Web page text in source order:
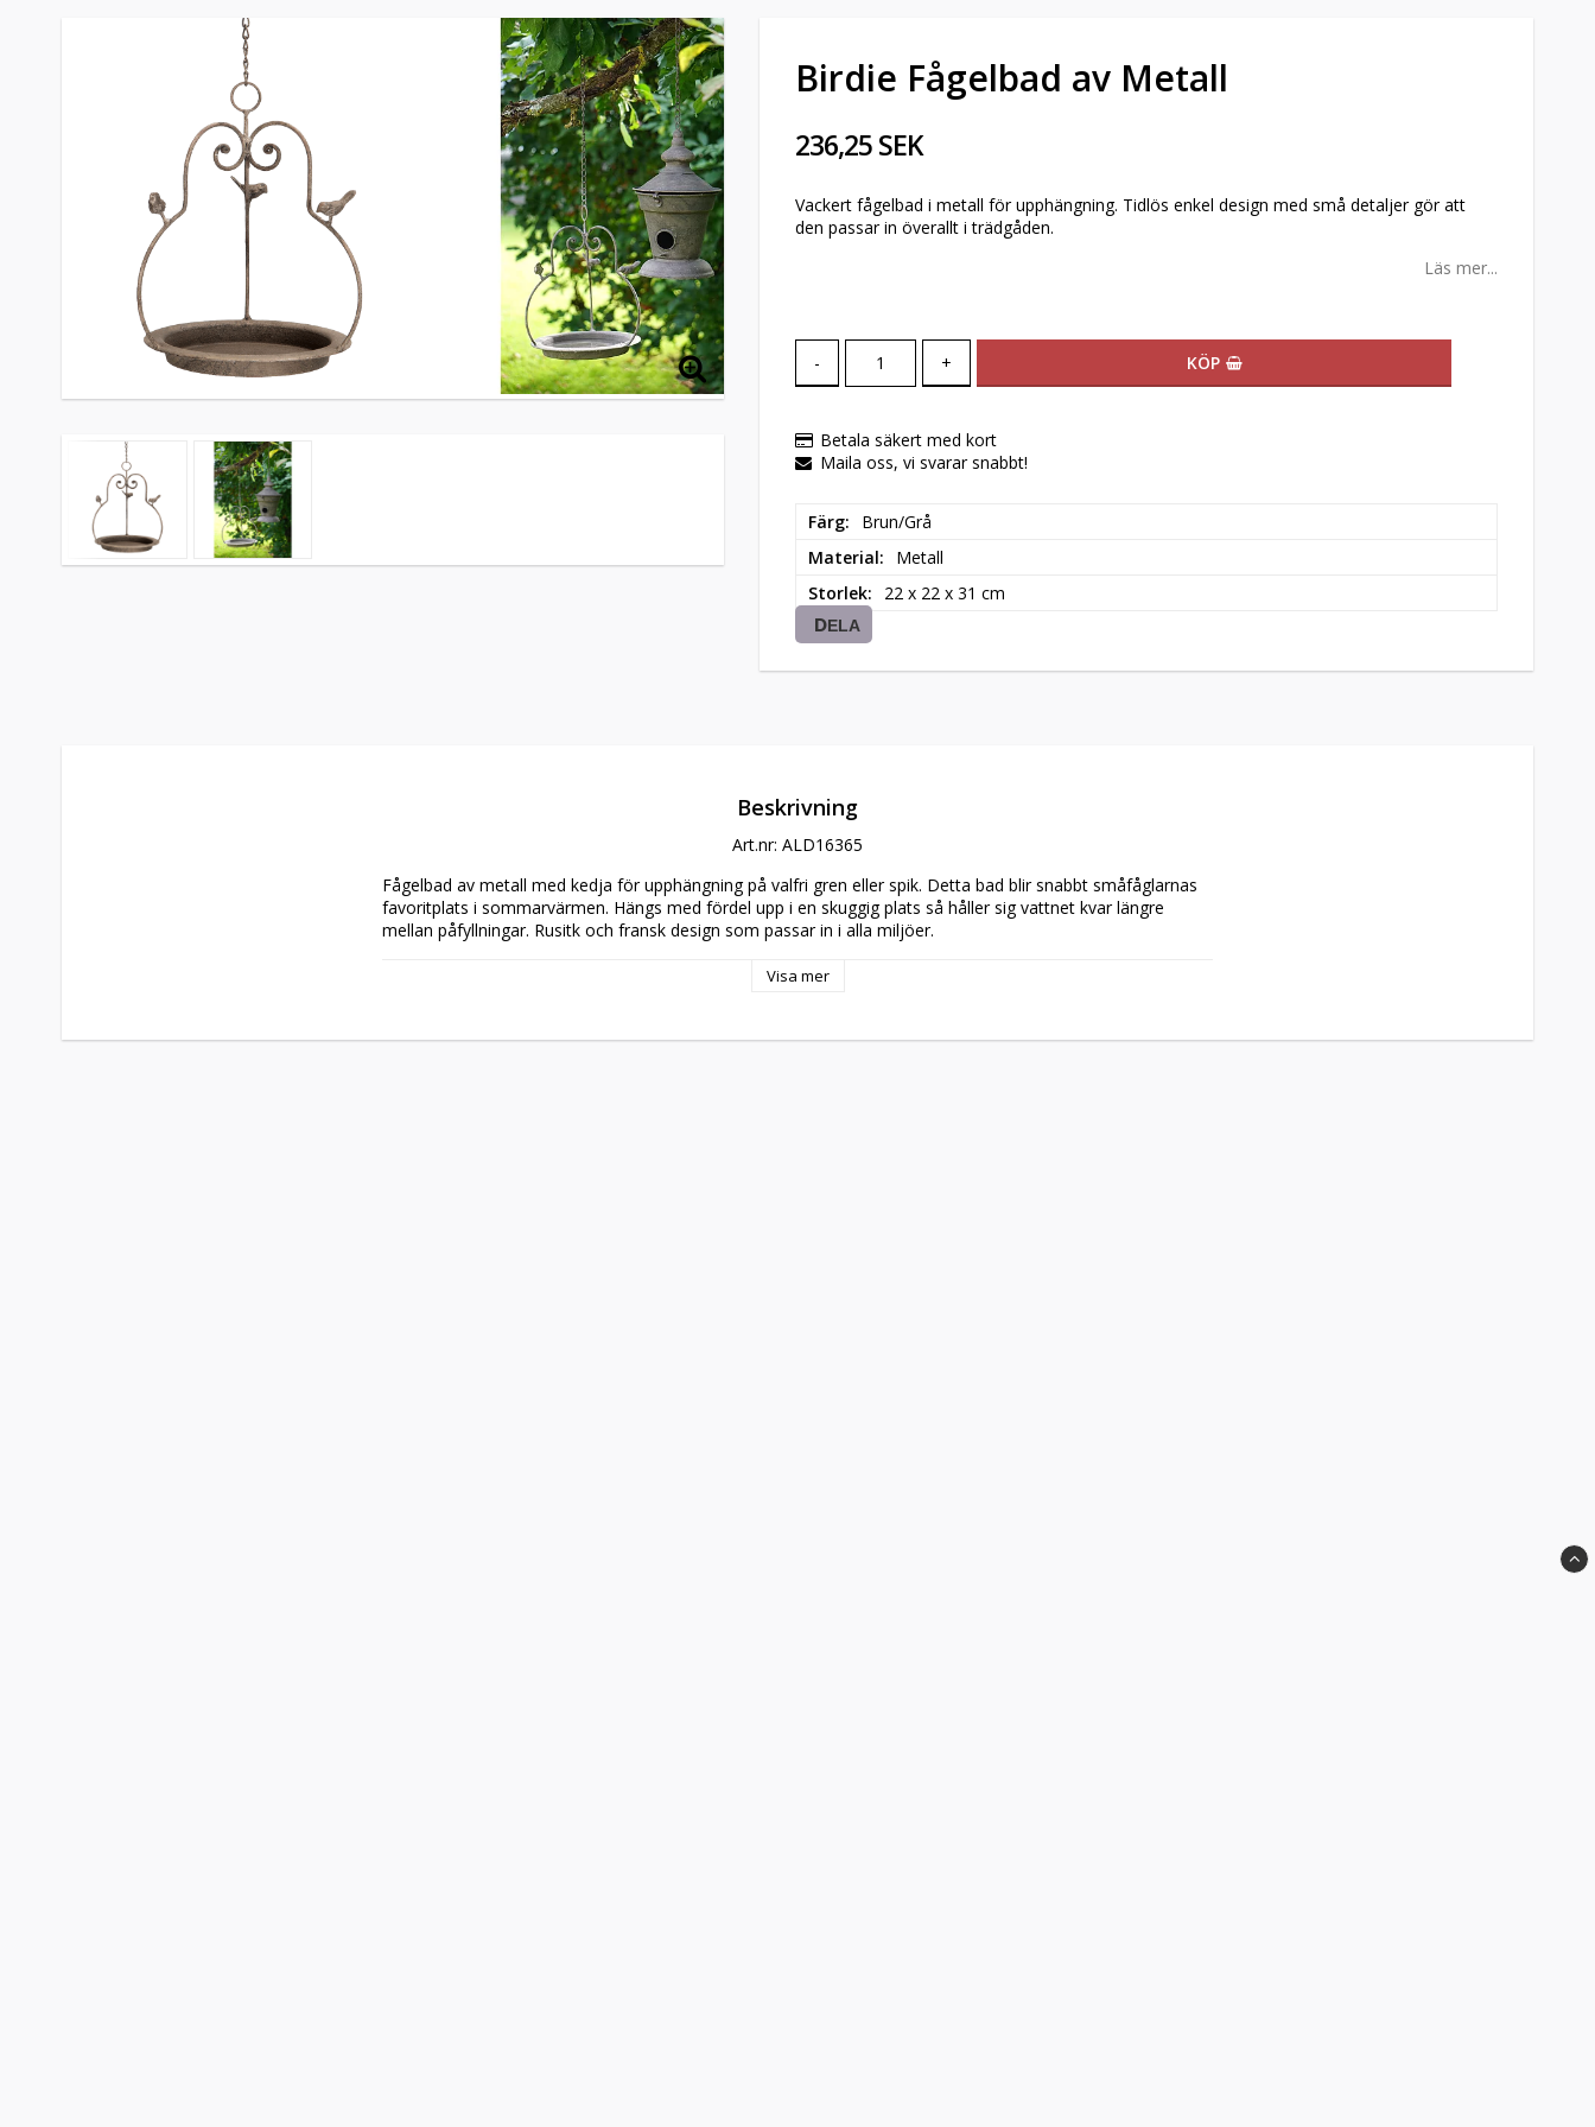
Birdie Fågelbad av Metall
236,25 SEK
Vackert fågelbad i metall för upphängning. Tidlös enkel design med små detaljer gör att
den passar in överallt i trädgåden.
Läs mer...
- + KÖP
Betala säkert med kort
Maila oss, vi svarar snabbt!
Färg
Brun/Grå
Material
Metall
Storlek
22 x 22 x 31 cm
DELA
Beskrivning
Art.nr: ALD16365
Fågelbad av metall med kedja för upphängning på valfri gren eller spik. Detta bad blir snabbt småfåglarnas
favoritplats i sommarvärmen. Hängs med fördel upp i en skuggig plats så håller sig vattnet kvar längre
mellan påfyllningar. Rusitk och fransk design som passar in i alla miljöer.
Visa mer